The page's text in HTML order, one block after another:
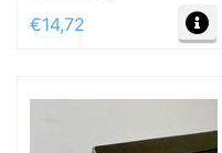
€14,72